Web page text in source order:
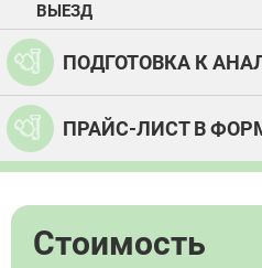
ВЫЕЗД
ПОДГОТОВКА К
ПРАЙС-ЛИСТ В
Стоимость